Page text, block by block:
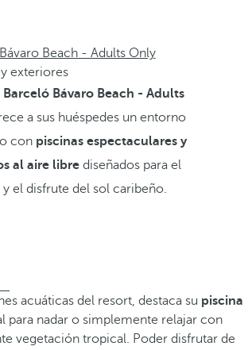
Beach - Adults Only
exteriores
Barceló Bávaro Beach - Adults
a sus huéspedes un entorno
con piscinas espectaculares y
al aire libre diseñados para el
y el disfrute del sol caribeño.
acuáticas del resort, destaca su piscina
para nadar o simplemente relajar con
vegetación tropical. Poder disfrutar de